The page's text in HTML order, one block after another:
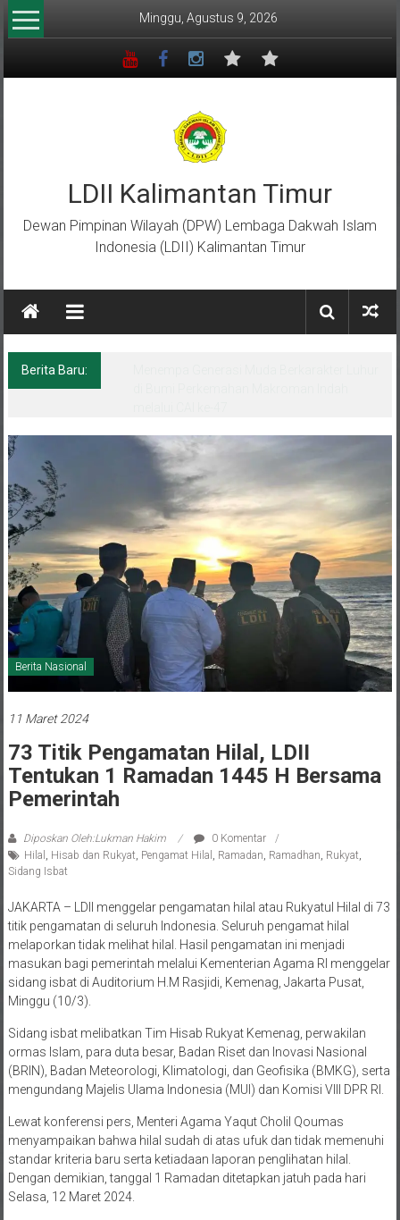
Lompat
ke
Minggu, Agustus 9, 2026
LDII Kalimantan Timur
Dewan Pimpinan Wilayah (DPW) Lembaga Dakwah Islam
Indonesia (LDII) Kalimantan Timur
Berita Baru:
Berita Nasional
11 Maret 2024
73 Titik Pengamatan Hilal, LDII
Tentukan 1 Ramadan 1445 H Bersama
Pemerintah
Diposkan Oleh:Lukman Hakim
0 Komentar
Hilal , Hisab dan Rukyat, Pengamat Hilal , Ramadan, Ramadhan, Rukyat,
Sidang Isbat
JAKARTA – LDII menggelar pengamatan hilal atau Rukyatul Hilal di 73
titik pengamatan di seluruh Indonesia. Seluruh pengamat hilal
melaporkan tidak melihat hilal. Hasil pengamatan ini menjadi
masukan bagi pemerintah melalui Kementerian Agama RI menggelar
sidang isbat di Auditorium H.M Rasjidi, Kemenag, Jakarta Pusat,
Minggu (10/3).
Sidang isbat melibatkan Tim Hisab Rukyat Kemenag, perwakilan
ormas Islam, para duta besar, Badan Riset dan Inovasi Nasional
(BRIN), Badan Meteorologi, Klimatologi, dan Geofisika (BMKG), serta
mengundang Majelis Ulama Indonesia (MUI) dan Komisi VIII DPR RI.
Lewat konferensi pers, Menteri Agama Yaqut Cholil Qoumas
menyampaikan bahwa hilal sudah di atas ufuk dan tidak memenuhi
standar kriteria baru serta ketiadaan laporan penglihatan hilal.
Dengan demikian, tanggal 1 Ramadan ditetapkan jatuh pada hari
Selasa, 12 Maret 2024.